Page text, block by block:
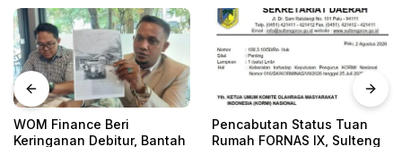
WOM Finance Beri
Keringanan Debitur, Bantah
Pencabutan Status Tuan
Rumah FORNAS IX, Sulteng